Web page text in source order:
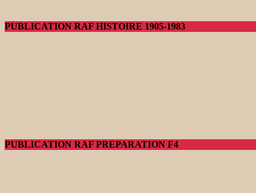
PUBLICATION RAF HISTOIRE 1905-1983
PUBLICATION RAF PREPARATION F4